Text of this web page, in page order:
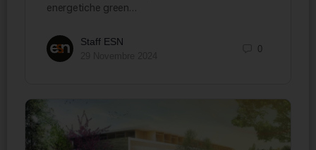
energetiche green…
Staff ESN
0